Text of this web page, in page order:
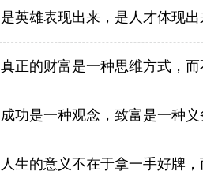
是英雄表现出来，是人才体现出
真正的财富是一种思维方式，而
成功是一种观念，致富是一种义
人生的意义不在于拿一手好牌，